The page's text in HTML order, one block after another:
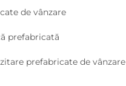
de vânzare
prefabricată
prefabricate de vânzare